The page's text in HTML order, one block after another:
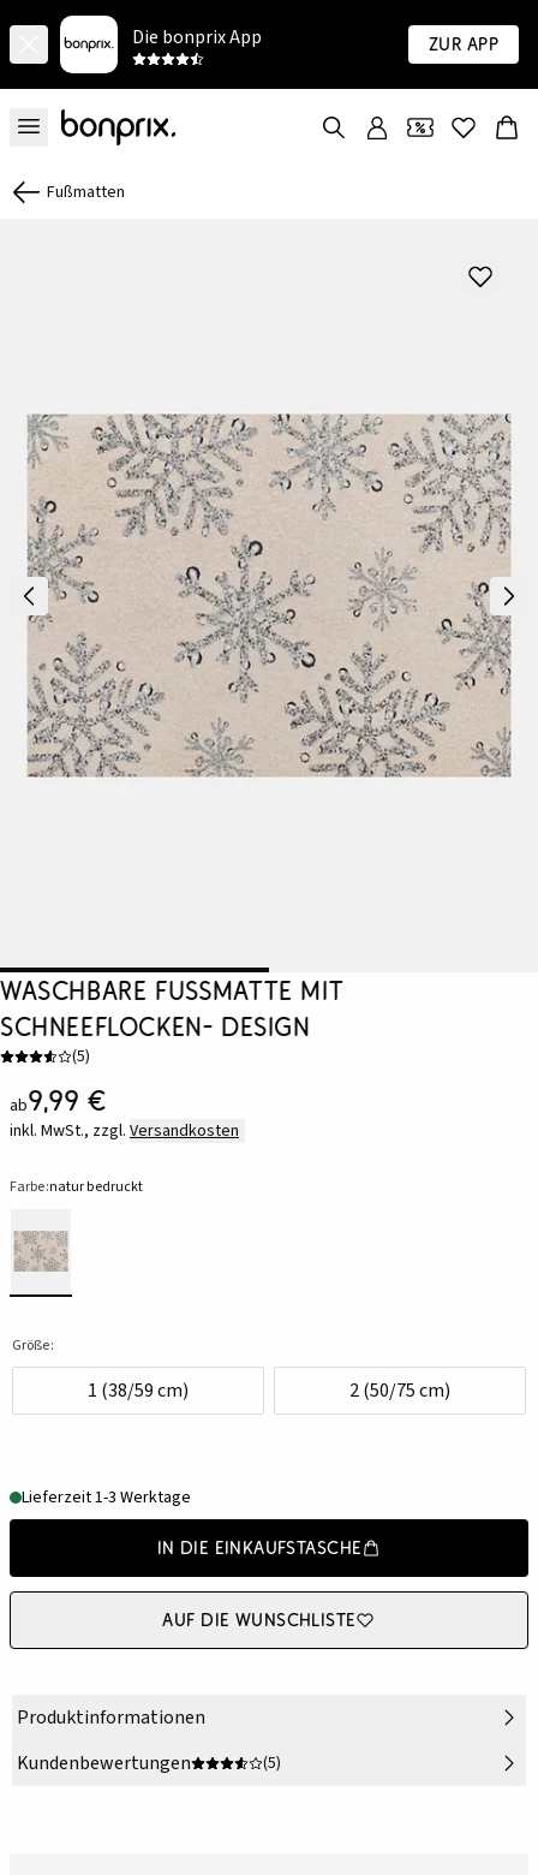
Die bonprix App Zur App
Fußmatten
Waschbare Fußmatte mit
Schneeflocken- Design
(5)
ab9,99 €
inkl. MwSt., zzgl. Versandkosten
Farbe:natur bedruckt
Größe:
1 (38/59 cm) 2 (50/75 cm)
Lieferzeit 1-3 Werktage
In die Einkaufstasche
Auf die Wunschliste
Produktinformationen
Kundenbewertungen
(5)